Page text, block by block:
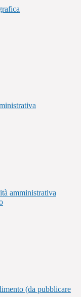
amministrativa
(da pubblicare